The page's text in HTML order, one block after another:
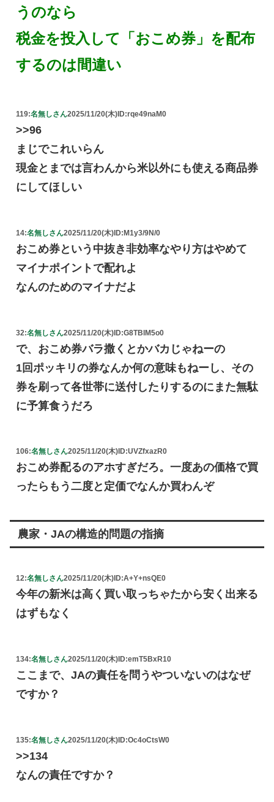
うのなら
税金を投入して「おこめ券」を配布
するのは間違い
119:名無しさん2025/11/20(木) ID:rqe49naM0
>>96
まじでこれいらん
現金とまでは言わんから米以外にも使える商品券
にしてほしい
14:名無しさん2025/11/20(木)ID:M1y3/9N/0
おこめ券という中抜き非効率なやり方はやめて
マイナポイントで配れよ
なんのためのマイナだよ
32:名無しさん2025/11/20(木)ID:G8TBlM5o0
で、おこめ券バラ撒くとかバカじゃねーの
1回ポッキリの券なんか何の意味もねーし、その
券を刷って各世帯に送付したりするのにまた無駄
に予算食うだろ
106:名無しさん2025/11/20(木) ID:UVZfxazR0
おこめ券配るのアホすぎだろ。一度あの価格で買
ったらもう二度と定価でなんか買わんぞ
農家・JAの構造的問題の指摘
12:名無しさん2025/11/20(木) ID:A+Y+nsQE0
今年の新米は高く買い取っちゃたから安く出来る
はずもなく
134:名無しさん2025/11/20(木) ID:emT5BxR10
ここまで、JAの責任を問うやついないのはなぜ
ですか？
135:名無しさん2025/11/20(木) ID:Oc4oCtsW0
>>134
なんの責任ですか？